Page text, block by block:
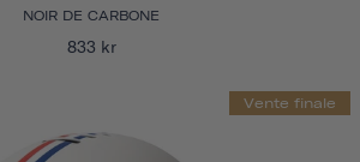
NOIR DE CARBONE
833 kr
Vente finale